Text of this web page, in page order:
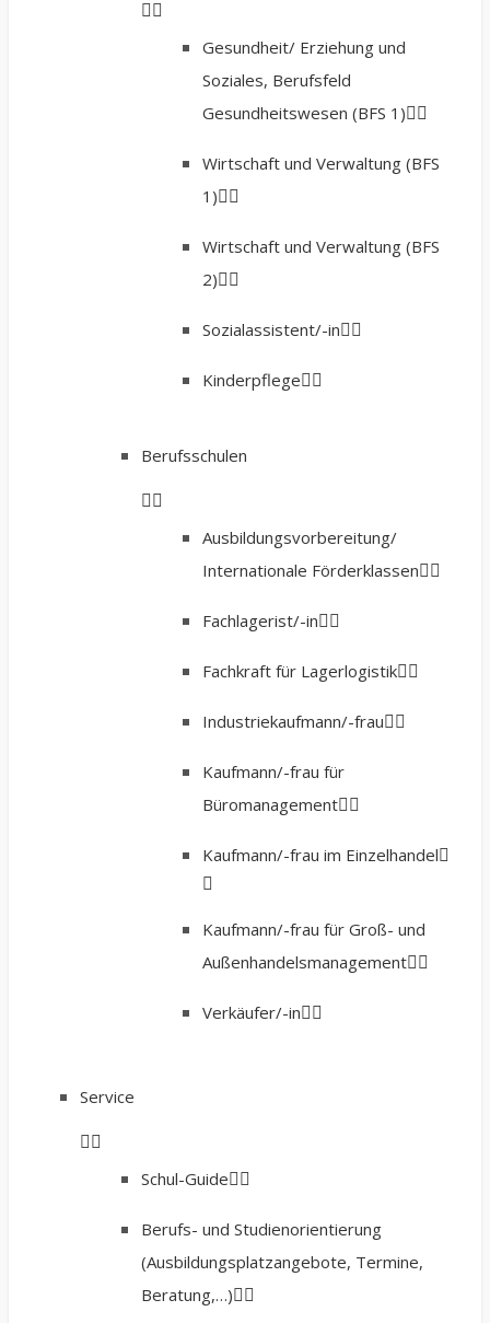
Gesundheit/ Erziehung und
Soziales, Berufsfeld
Gesundheitswesen (BFS 1)
Wirtschaft und Verwaltung (BFS
1)
Wirtschaft und Verwaltung (BFS
2)
Sozialassistent/-in
Kinderpflege
Berufsschulen
Ausbildungsvorbereitung/
Internationale Förderklassen
Fachlagerist/-in
Fachkraft für Lagerlogistik
Industriekaufmann/-frau
Kaufmann/-frau für
Büromanagement
Kaufmann/-frau im Einzelhandel
Kaufmann/-frau für Groß- und
Außenhandelsmanagement
Verkäufer/-in
Service
Schul-Guide
Berufs- und Studienorientierung
(Ausbildungsplatzangebote, Termine,
Beratung,…)